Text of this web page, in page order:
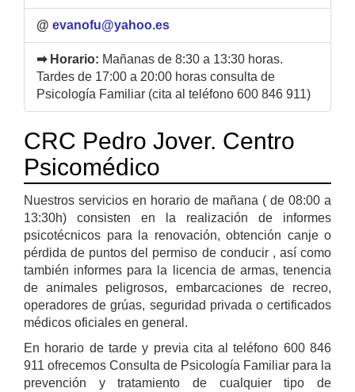
@ evanofu@yahoo.es
➡ Horario: Mañanas de 8:30 a 13:30 horas.
Tardes de 17:00 a 20:00 horas consulta de
Psicología Familiar (cita al teléfono 600 846 911)
CRC Pedro Jover. Centro
Psicomédico
Nuestros servicios en horario de mañana ( de 08:00 a
13:30h) consisten en la realización de informes
psicotécnicos para la renovación, obtención canje o
pérdida de puntos del permiso de conducir , así como
también informes para la licencia de armas, tenencia
de animales peligrosos, embarcaciones de recreo,
operadores de grúas, seguridad privada o certificados
médicos oficiales en general.
En horario de tarde y previa cita al teléfono 600 846
911 ofrecemos Consulta de Psicología Familiar para la
prevención y tratamiento de cualquier tipo de